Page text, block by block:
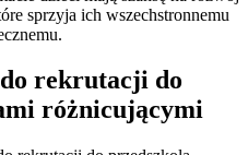
sprzyja ich wszechstronnemu
rekrutacji do
różnicującymi